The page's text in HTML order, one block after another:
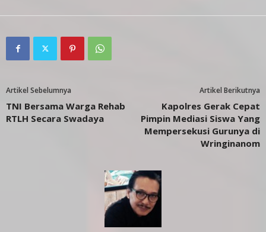
Artikel Sebelumnya
TNI Bersama Warga Rehab
RTLH Secara Swadaya
Artikel Berikutnya
Kapolres Gerak Cepat
Pimpin Mediasi Siswa Yang
Mempersekusi Gurunya di
Wringinanom